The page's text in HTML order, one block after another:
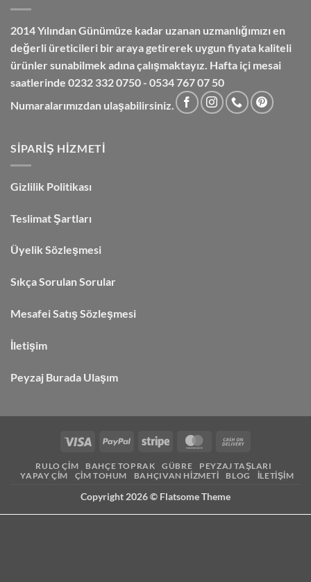
2014 Yılından Günümüze kadar uzanan uzmanlığımızı en
değerli üreticileri bir araya getirerek uygun fiyata kaliteli
ürünler sunabilmek adına çalışmaktayız. Hafta içi mesai
saatlerinde 0232 332 0750 - 0534 767 07 50
Numaralarımızdan ulaşabilirsiniz.
SIPARIŞ HIZMETI
Gizlilik Politikası
Teslimat Şartları
Üyelik Sözleşmesi
Sıkça Sorulan Sorular
Mesafei Satış Sözleşmesi
İletişim
Peyzaj Burada Ulaşım
RULO ÇIM BAHÇE TOPRAK GÜBRE
PEYZAJ TAŞLARI
YAPAY ÇIM
ÇIM TOHUM BAHÇIVAN HIZMETI BLOG İLETIŞIM
Copyright 2026 © Flatsome Theme